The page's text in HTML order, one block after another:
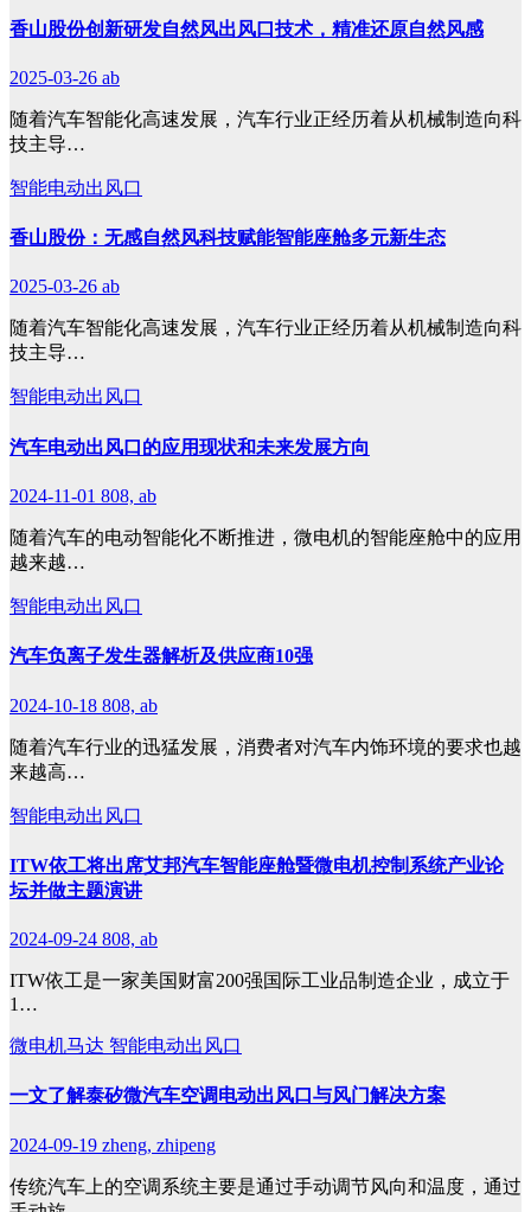
香山股份创新研发自然风出风口技术，精准还原自然风感
2025-03-26 ab
随着汽车智能化高速发展，汽车行业正经历着从机械制造向科
技主导…
智能电动出风口
香山股份：无感自然风科技赋能智能座舱多元新生态
2025-03-26 ab
随着汽车智能化高速发展，汽车行业正经历着从机械制造向科
技主导…
智能电动出风口
汽车电动出风口的应用现状和未来发展方向
2024-11-01 808, ab
随着汽车的电动智能化不断推进，微电机的智能座舱中的应用
越来越…
智能电动出风口
汽车负离子发生器解析及供应商10强
2024-10-18 808, ab
随着汽车行业的迅猛发展，消费者对汽车内饰环境的要求也越
来越高…
智能电动出风口
ITW依工将出席艾邦汽车智能座舱暨微电机控制系统产业论
坛并做主题演讲
2024-09-24 808, ab
ITW依工是一家美国财富200强国际工业品制造企业，成立于
1…
微电机马达 智能电动出风口
一文了解泰矽微汽车空调电动出风口与风门解决方案
2024-09-19 zheng, zhipeng
传统汽车上的空调系统主要是通过手动调节风向和温度，通过